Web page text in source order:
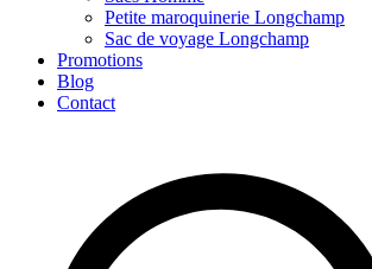
Petite maroquinerie Longchamp
Sac de voyage Longchamp
Promotions
Blog
Contact